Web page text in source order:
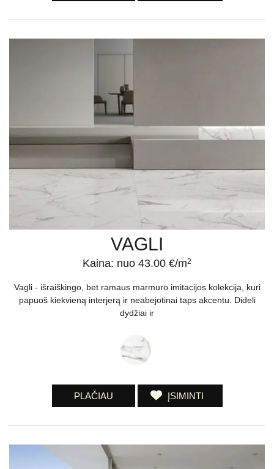
VAGLI
Kaina: nuo 43.00 €/m2
Vagli - išraiškingo, bet ramaus marmuro imitacijos kolekcija, kuri
papuoš kiekvieną interjerą ir neabejotinai taps akcentu. Dideli
dydžiai ir
PLAČIAU ĮSIMINTI